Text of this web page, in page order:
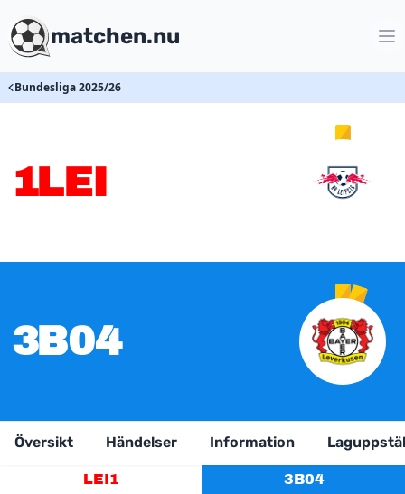
matchen.nu
Bundesliga 2025/26
1LEI
3B04
Översikt Händelser Information
LEI1 3B04